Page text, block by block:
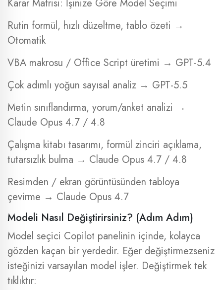
Karar Matrisi: İşinize Göre Model Seçimi
Rutin formül, hızlı düzeltme, tablo özeti →
Otomatik
VBA makrosu / Office Script üretimi → GPT-5.4
Çok adımlı yoğun sayısal analiz → GPT-5.5
Metin sınıflandırma, yorum/anket analizi →
Claude Opus 4.7 / 4.8
Çalışma kitabı tasarımı, formül zinciri açıklama,
tutarsızlık bulma → Claude Opus 4.7 / 4.8
Resimden / ekran görüntüsünden tabloya
çevirme → Claude Opus 4.7
Modeli Nasıl Değiştirirsiniz? (Adım Adım)
Model seçici Copilot panelinin içinde, kolayca
gözden kaçan bir yerdedir. Eğer değiştirmezseniz
isteğinizi varsayılan model işler. Değiştirmek tek
tıklıktır: